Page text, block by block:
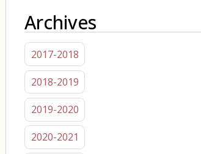
Archives
2017-2018
2018-2019
2019-2020
2020-2021